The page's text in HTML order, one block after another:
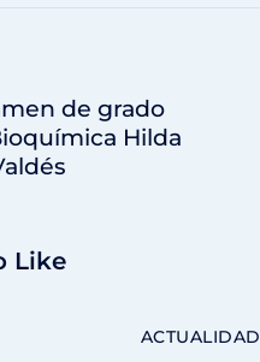
de grado
Hilda
Like
ACTUALIDAD